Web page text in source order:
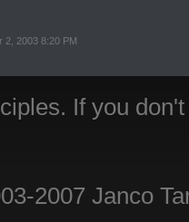
2, 2003 8:20 PM
If you
2007 Janco